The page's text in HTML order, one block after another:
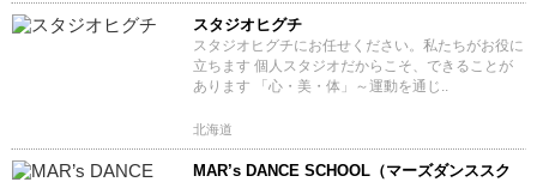
スタジオヒグチ
スタジオヒグチにお任せください。私たちがお役に
立ちます 個人スタジオだからこそ、できることが
あります 「心・美・体」～運動を通じ..
北海道
MAR’s DANCE SCHOOL（マーズダンススク